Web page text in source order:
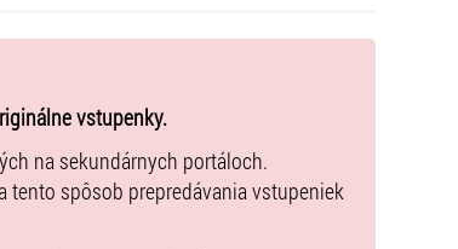
vstupenky.
na sekundárnych portáloch.
spôsob prepredávania vstupeniek